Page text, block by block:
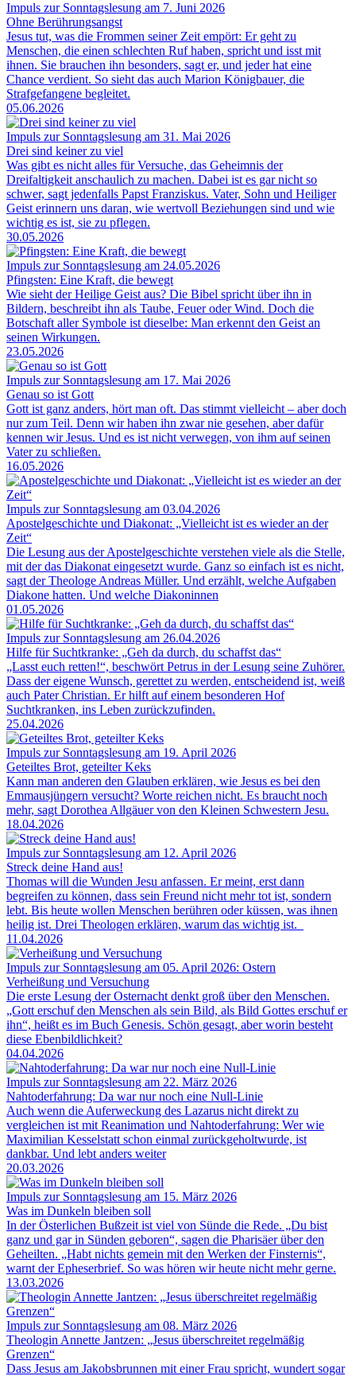
Impuls zur Sonntagslesung am 7. Juni 2026
Ohne Berührungsangst
Jesus tut, was die Frommen seiner Zeit empört: Er geht zu
Menschen, die einen schlechten Ruf haben, spricht und isst mit
ihnen. Sie brauchen ihn besonders, sagt er, und jeder hat eine
Chance verdient. So sieht das auch Marion Königbauer, die
Strafgefangene begleitet.
05.06.2026
Impuls zur Sonntagslesung am 31. Mai 2026
Drei sind keiner zu viel
Was gibt es nicht alles für Versuche, das Geheimnis der
Dreifaltigkeit anschaulich zu machen. Dabei ist es gar nicht so
schwer, sagt jedenfalls Papst Franziskus. Vater, Sohn und Heiliger
Geist erinnern uns daran, wie wertvoll Beziehungen sind und wie
wichtig es ist, sie zu pflegen.
30.05.2026
Impuls zur Sonntagslesung am 24.05.2026
Pfingsten: Eine Kraft, die bewegt
Wie sieht der Heilige Geist aus? Die Bibel spricht über ihn in
Bildern, beschreibt ihn als Taube, Feuer oder Wind. Doch die
Botschaft aller Symbole ist dieselbe: Man erkennt den Geist an
seinen Wirkungen.
23.05.2026
Impuls zur Sonntagslesung am 17. Mai 2026
Genau so ist Gott
Gott ist ganz anders, hört man oft. Das stimmt vielleicht – aber doch
nur zum Teil. Denn wir haben ihn zwar nie gesehen, aber dafür
kennen wir Jesus. Und es ist nicht verwegen, von ihm auf seinen
Vater zu schließen.
16.05.2026
Impuls zur Sonntagslesung am 03.04.2026
Apostelgeschichte und Diakonat: „Vielleicht ist es wieder an der
Zeit“
Die Lesung aus der Apostelgeschichte verstehen viele als die Stelle,
mit der das Diakonat eingesetzt wurde. Ganz so einfach ist es nicht,
sagt der Theologe Andreas Müller. Und erzählt, welche Aufgaben
Diakone hatten. Und welche Diakoninnen
01.05.2026
Impuls zur Sonntagslesung am 26.04.2026
Hilfe für Suchtkranke: „Geh da durch, du schaffst das“
„Lasst euch retten!“, beschwört Petrus in der Lesung seine Zuhörer.
Dass der eigene Wunsch, gerettet zu werden, entscheidend ist, weiß
auch Pater Christian. Er hilft auf einem besonderen Hof
Suchtkranken, ins Leben zurückzufinden.
25.04.2026
Impuls zur Sonntagslesung am 19. April 2026
Geteiltes Brot, geteilter Keks
Kann man anderen den Glauben erklären, wie Jesus es bei den
Emmausjüngern versucht? Worte reichen nicht. Es braucht noch
mehr, sagt Dorothea Allgäuer von den Kleinen Schwestern Jesu.
18.04.2026
Impuls zur Sonntagslesung am 12. April 2026
Streck deine Hand aus!
Thomas will die Wunden Jesu anfassen. Er meint, erst dann
begreifen zu können, dass sein Freund nicht mehr tot ist, sondern
lebt. Bis heute wollen Menschen berühren oder küssen, was ihnen
heilig ist. Drei Theologen erklären, warum das wichtig ist.
11.04.2026
Impuls zur Sonntagslesung am 05. April 2026: Ostern
Verheißung und Versuchung
Die erste Lesung der Osternacht denkt groß über den Menschen.
„Gott erschuf den Menschen als sein Bild, als Bild Gottes erschuf er
ihn“, heißt es im Buch Genesis. Schön gesagt, aber worin besteht
diese Ebenbildlichkeit?
04.04.2026
Impuls zur Sonntagslesung am 22. März 2026
Nahtoderfahrung: Da war nur noch eine Null-Linie
Auch wenn die Auferweckung des Lazarus nicht direkt zu
vergleichen ist mit Reanimation und Nahtoderfahrung: Wer wie
Maximilian Kesselstatt schon einmal zurückgeholtwurde, ist
dankbar. Und lebt anders weiter
20.03.2026
Impuls zur Sonntagslesung am 15. März 2026
Was im Dunkeln bleiben soll
In der Österlichen Bußzeit ist viel von Sünde die Rede. „Du bist
ganz und gar in Sünden geboren“, sagen die Pharisäer über den
Geheilten. „Habt nichts gemein mit den Werken der Finsternis“,
warnt der Epheserbrief. So was hören wir heute nicht mehr gerne.
13.03.2026
Impuls zur Sonntagslesung am 08. März 2026
Theologin Annette Jantzen: „Jesus überschreitet regelmäßig
Grenzen“
Dass Jesus am Jakobsbrunnen mit einer Frau spricht, wundert sogar